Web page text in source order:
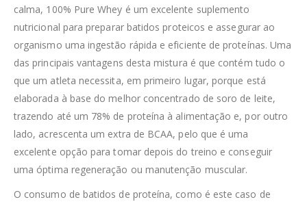
calma, 100% Pure Whey é um excelente suplemento
nutricional para preparar batidos proteicos e assegurar ao
organismo uma ingestão rápida e eficiente de proteínas. Uma
das principais vantagens desta mistura é que contém tudo o
que um atleta necessita, em primeiro lugar, porque está
elaborada à base do melhor concentrado de soro de leite,
trazendo até um 78% de proteína à alimentação e, por outro
lado, acrescenta um extra de BCAA, pelo que é uma
excelente opção para tomar depois do treino e conseguir
uma óptima regeneração ou manutenção muscular.
O consumo de batidos de proteína, como é este caso de